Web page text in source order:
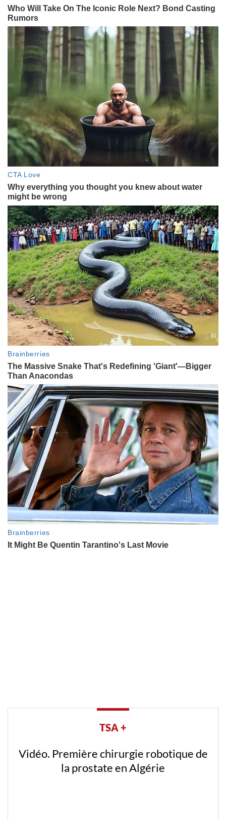
TSA +
Vidéo. Première chirurgie robotique de
la prostate en Algérie